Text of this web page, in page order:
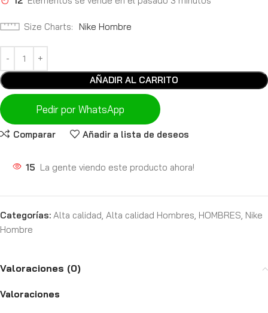
Size Charts Nike Hombre
AÑADIR AL CARRITO
Pedir por WhatsApp
Comparar Añadir a lista de deseos
15 La gente viendo este producto ahora!
Categorías: Alta calidad, Alta calidad Hombres, HOMBRES, Nike
Hombre
Valoraciones (0)
Valoraciones